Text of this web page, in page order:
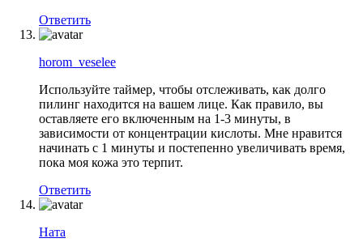
Ответить
horom_veselee
Используйте таймер, чтобы отслеживать, как долго
пилинг находится на вашем лице. Как правило, вы
оставляете его включенным на 1-3 минуты, в
зависимости от концентрации кислоты. Мне нравится
начинать с 1 минуты и постепенно увеличивать время,
пока моя кожа это терпит.
Ответить
Ната